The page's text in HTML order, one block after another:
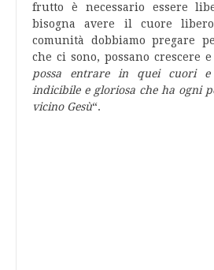
frutto è necessario essere
bisogna avere il cuore
comunità dobbiamo pregare
che ci sono, possano crescere e
possa entrare in quei cuori
indicibile e gloriosa che ha ogni
vicino Gesù“.